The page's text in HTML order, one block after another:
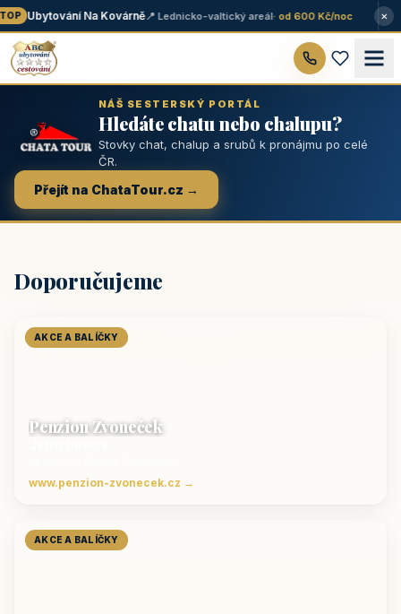
Ubytování Na Kovárně📍 Lednicko-valtický areál· od 600 Kč/noc ×
NÁŠ SESTERSKÝ PORTÁL
Hledáte chatu nebo chalupu?
Stovky chat, chalup a srubů k pronájmu po celé
ČR.
Přejít na ChataTour.cz →
Doporučujeme
AKCE A BALÍČKY
Penzion Zvoneček
www.penzion-zvonecek.cz →
AKCE A BALÍČKY